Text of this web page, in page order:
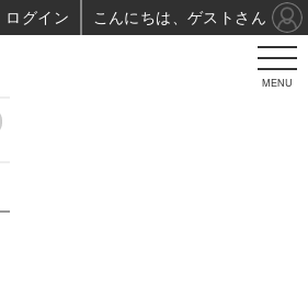
MENU
ログイン こんにちは、ゲストさん